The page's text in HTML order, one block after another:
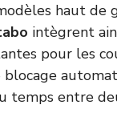
haut de
intègrent
pour les
blocage
temps entre